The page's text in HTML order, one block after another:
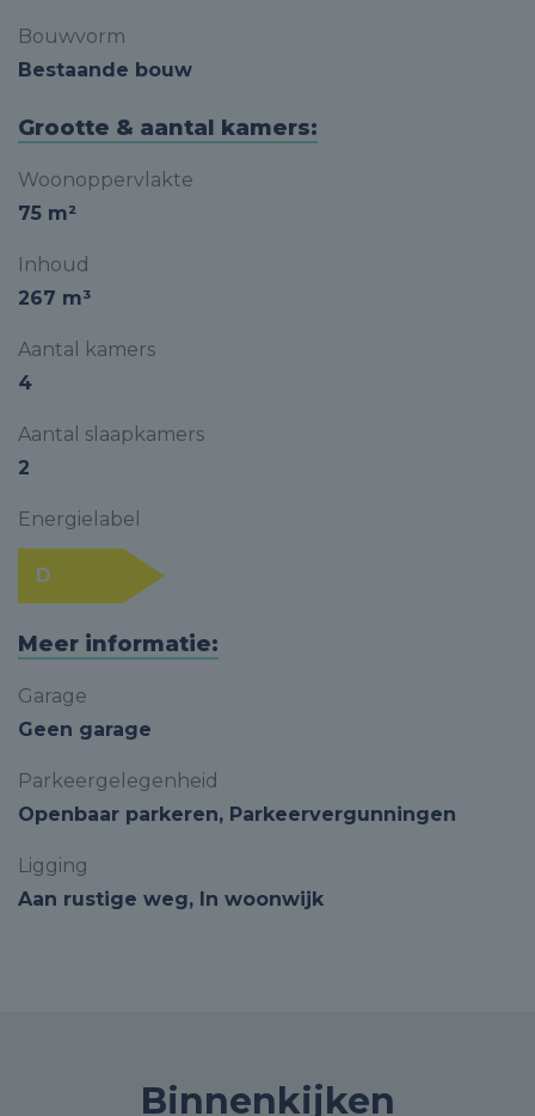
Bouwvorm
Bestaande bouw
Grootte & aantal kamers:
Woonoppervlakte
75 m²
Inhoud
267 m³
Aantal kamers
4
Aantal slaapkamers
2
Energielabel
D
Meer informatie:
Garage
Geen garage
Parkeergelegenheid
Openbaar parkeren, Parkeervergunningen
Ligging
Aan rustige weg, In woonwijk
Binnenkijken